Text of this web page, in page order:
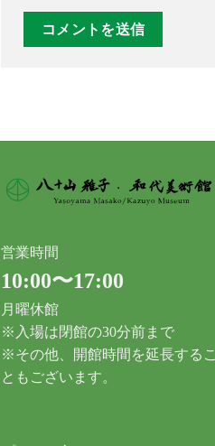
営業時間
10:00〜17:00
月曜休館
※入場は閉館の30分前まで
※その他、開館時間を延長するこ
ともございます。